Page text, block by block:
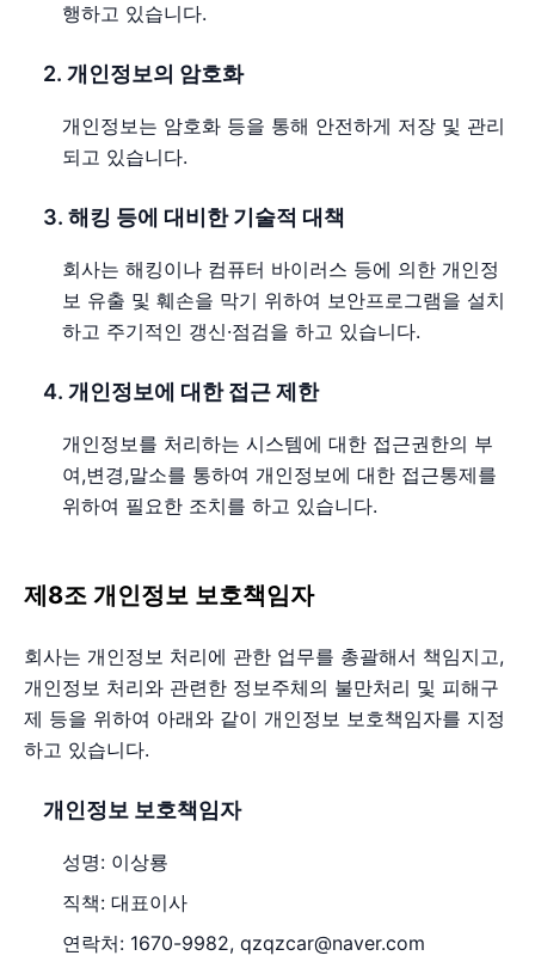
행하고 있습니다.
2. 개인정보의 암호화
개인정보는 암호화 등을 통해 안전하게 저장 및 관리
되고 있습니다.
3. 해킹 등에 대비한 기술적 대책
회사는 해킹이나 컴퓨터 바이러스 등에 의한 개인정
보 유출 및 훼손을 막기 위하여 보안프로그램을 설치
하고 주기적인 갱신·점검을 하고 있습니다.
4. 개인정보에 대한 접근 제한
개인정보를 처리하는 시스템에 대한 접근권한의 부
여,변경,말소를 통하여 개인정보에 대한 접근통제를
위하여 필요한 조치를 하고 있습니다.
제8조 개인정보 보호책임자
회사는 개인정보 처리에 관한 업무를 총괄해서 책임지고,
개인정보 처리와 관련한 정보주체의 불만처리 및 피해구
제 등을 위하여 아래와 같이 개인정보 보호책임자를 지정
하고 있습니다.
개인정보 보호책임자
성명: 이상룡
직책: 대표이사
연락처: 1670-9982, qzqzcar@naver.com